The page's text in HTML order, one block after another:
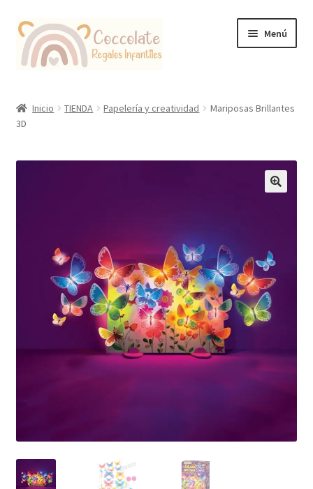
Ir
la
Ir
contenido
Menú
Coccolate Puericultura y Juguetería Educativa
Inicio TIENDA Papelería y creatividad
Mariposas Brillantes
3D